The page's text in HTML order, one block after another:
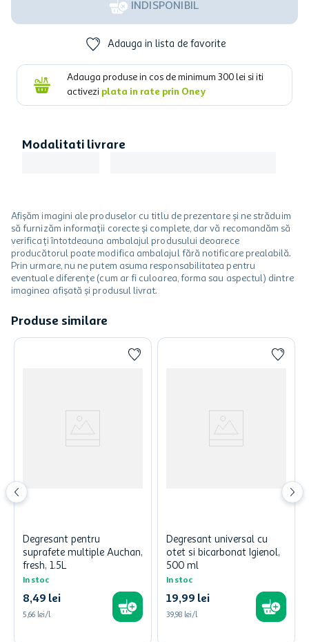
INDISPONIBIL
Adauga in lista de favorite
Adauga produse in cos de minimum 300 lei si iti
activezi plata in rate prin Oney
Modalitati livrare
Afișăm imagini ale produselor cu titlu de prezentare și ne străduim
să furnizăm informații corecte și complete, dar vă recomandăm să
verificați întotdeauna ambalajul produsului deoarece
producătorul poate modifica ambalajul fără notificare prealabilă.
Prin urmare, nu ne putem asuma responsabilitatea pentru
eventuale diferențe (cum ar fi culoarea, forma sau aspectul) dintre
imaginea afișată și produsul livrat.
Produse similare
Degresant pentru
suprafete multiple Auchan,
fresh, 1.5L
In stoc
8,49 lei
5,66 lei/l
Degresant universal cu
otet si bicarbonat Igienol,
500 ml
In stoc
19,99 lei
39,98 lei/l